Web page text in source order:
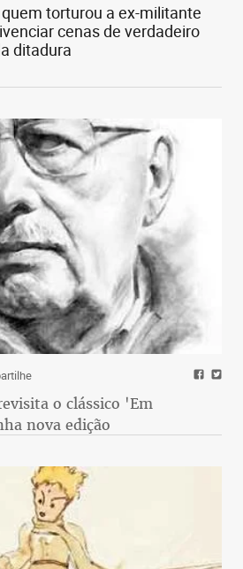
torturou a ex-militante
cenas de verdadeiro
ditadura
o clássico 'Em
nova edição